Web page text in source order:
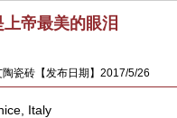
上帝最美的眼泪
陶瓷砖【发布日期】2017/5/26
Italy